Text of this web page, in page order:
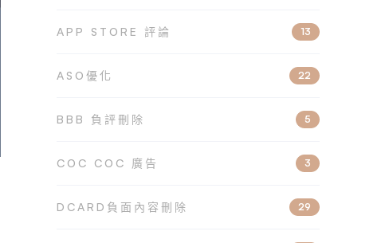
APP STORE 評論 13
ASO優化 22
BBB 負評刪除 5
COC COC 廣告 3
DCARD負面內容刪除 29